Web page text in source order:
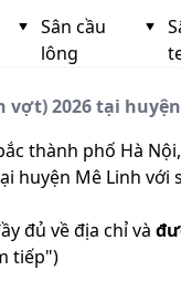
Sân cầu
lông
2026 tại
thành phố Hà
Mê Linh
đủ về địa chỉ và
tiếp")